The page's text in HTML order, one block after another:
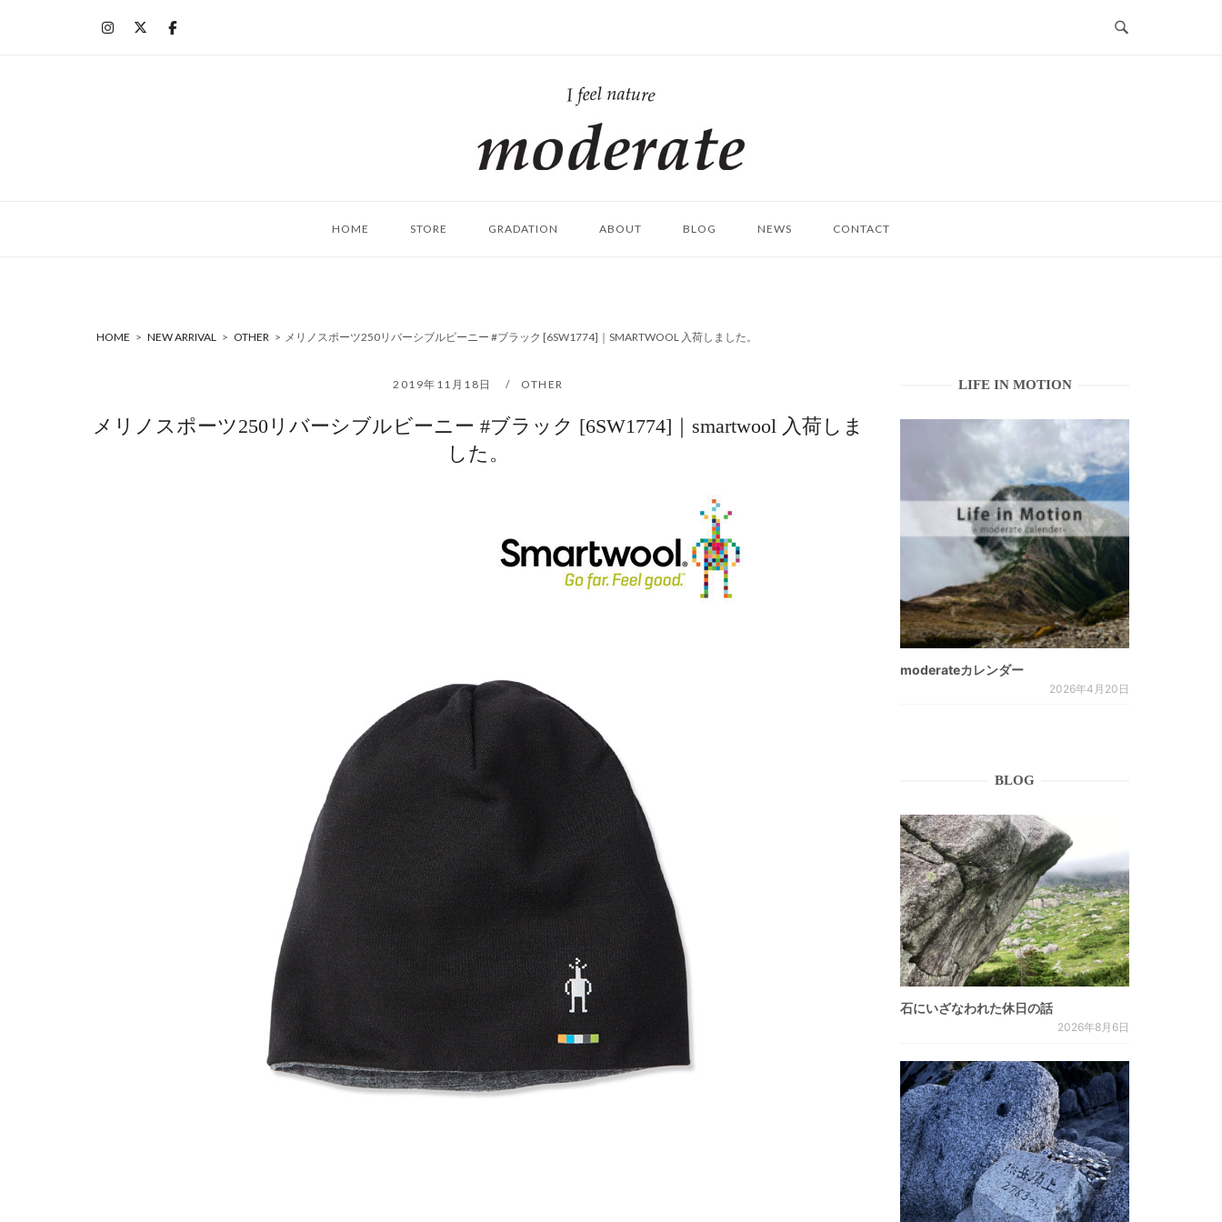
ム
HOME STORE GRADATION ABOUT BLOG NEWS CONTACT
HOME > NEW ARRIVAL > OTHER > メリノスポーツ250リバーシブルビーニー #ブラック [6SW1774]｜SMARTWOOL 入荷しました。
2019年11月18日 OTHER
メリノスポーツ250リバーシブルビーニー #ブラック [6SW1774]｜smartwool 入荷しま
した。
LIFE IN MOTION
moderateカレンダー
2026年4月20日
BLOG
石にいざなわれた休日の話
2026年8月6日